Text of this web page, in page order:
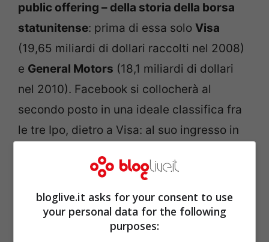
public offering – della storia della borsa
statunitense: prima di essa solo Visa
(19,65 miliardi di dollari raccolti nel 2008)
e General Motors (18,1 miliardi di dollari
nel 2010). Facebook si collocherà al
secondo posto in una ideale classifica fra
le tre Ipo, dietro a Visa: al suo ingresso in
più di quanto riuscì a fare il colosso
automobilistico del Mitchigan nel 2010.
Nonostante questol’azienda di
Zuckerberg avrà il primato per le ipo di
bloglive.it asks for your consent to use
your personal data for the following
purposes: